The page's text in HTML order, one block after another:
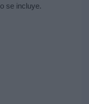
se incluye.